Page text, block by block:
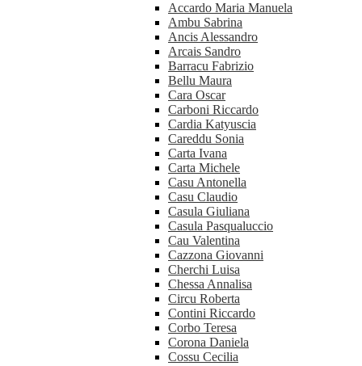
Accardo Maria Manuela
Ambu Sabrina
Ancis Alessandro
Arcais Sandro
Barracu Fabrizio
Bellu Maura
Cara Oscar
Carboni Riccardo
Cardia Katyuscia
Careddu Sonia
Carta Ivana
Carta Michele
Casu Antonella
Casu Claudio
Casula Giuliana
Casula Pasqualuccio
Cau Valentina
Cazzona Giovanni
Cherchi Luisa
Chessa Annalisa
Circu Roberta
Contini Riccardo
Corbo Teresa
Corona Daniela
Cossu Cecilia